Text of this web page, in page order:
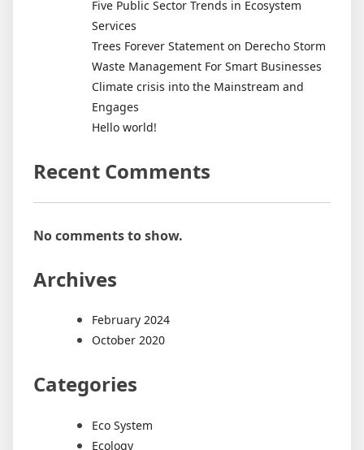
Five Public Sector Trends in Ecosystem
Services
Trees Forever Statement on Derecho Storm
Waste Management For Smart Businesses
Climate crisis into the Mainstream and
Engages
Hello world!
Recent Comments
No comments to show.
Archives
February 2024
October 2020
Categories
Eco System
Ecology